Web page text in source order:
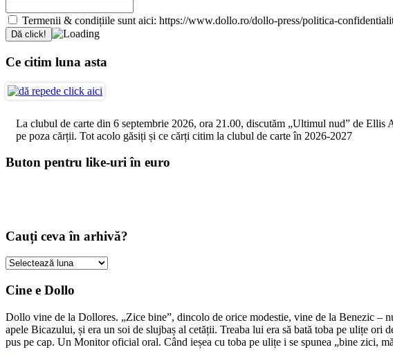
Termenii & condițiile sunt aici: https://www.dollo.ro/dollo-press/politica-
Ce citim luna asta
La clubul de carte din 6 septembrie 2026, ora 21.00, discutăm „Ultimul nud” de
pe poza cărții. Tot acolo găsiți și ce cărți citim la clubul de carte în 2026-2027
Buton pentru like-uri în euro
Cauți ceva în arhivă?
Cauți
în
Cine e Dollo
Dollo vine de la Dollores. „Zice bine”, dincolo de orice modestie, vine de la Benezic –
apele Bicazului, și era un soi de slujbaș al cetății. Treaba lui era să bată toba pe ulițe
pus pe cap. Un Monitor oficial oral. Când ieșea cu toba pe ulițe i se spunea „bine zici,